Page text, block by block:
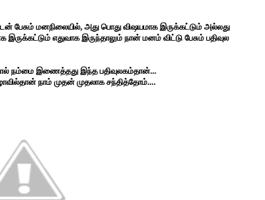
பேசும் மனநிலையில், அது பொது விஷயமாக இருக்கட்டும் அல்லது
இருக்கட்டும் எதுவாக இருந்தாலும் நான் மனம் விட்டு பேசும் பதிவுல
நம்மை இணைத்தது இந்த பதிவுலகம்தான்...
நாம் முதன் முதலாக சந்தித்தோம்....